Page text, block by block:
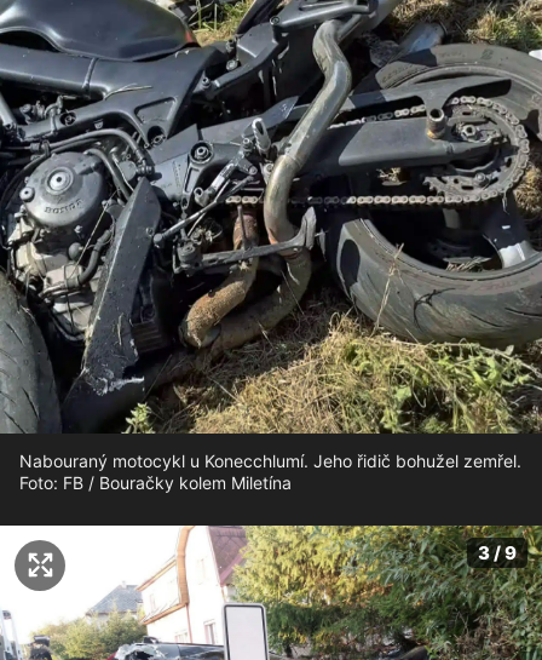
Nabouraný motocykl u Konecchlumí. Jeho řidič bohužel zemřel.
Foto: FB / Bouračky kolem Miletína
3 / 9